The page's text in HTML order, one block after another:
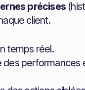
précises
client.
temps réel.
des performances